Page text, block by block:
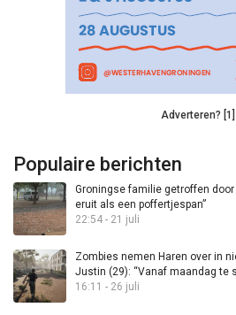
Adverteren? [1]
Populaire berichten
Groningse familie getroffen
eruit als een poffertjespan”
22:54 - 21 juli
Zombies nemen Haren over in
Justin (29): “Vanaf maandag te
16:11 - 26 juli